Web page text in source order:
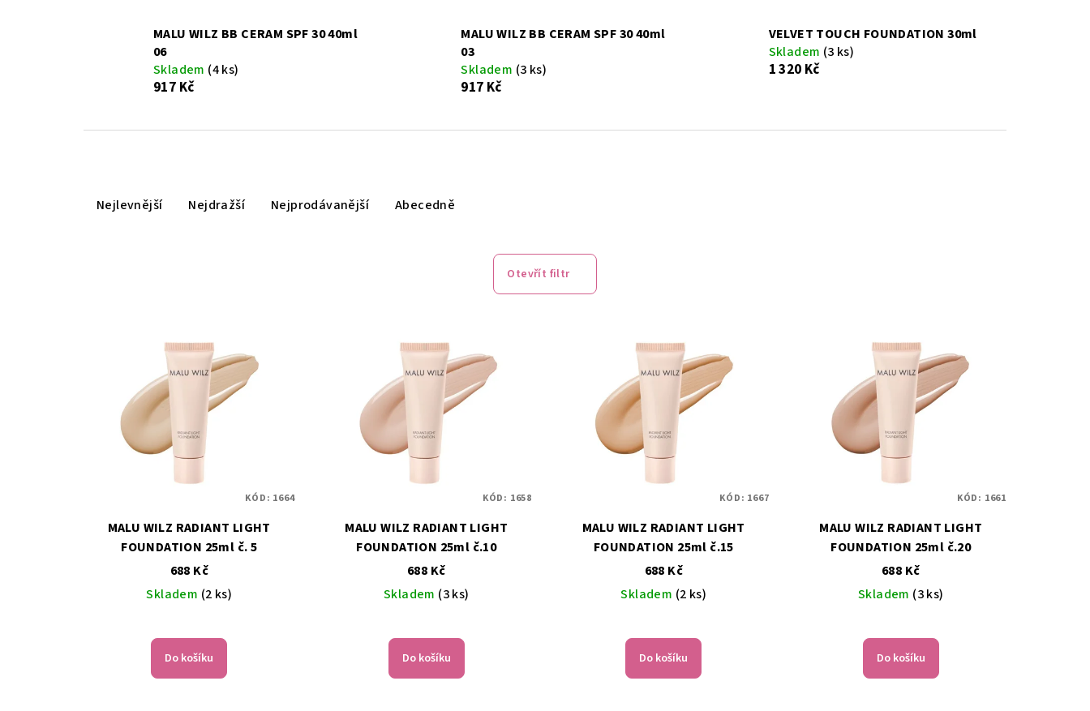
MALU WILZ BB CERAM SPF 30 40ml
06
Skladem (4 ks)
917 Kč
MALU WILZ BB CERAM SPF 30 40ml
03
Skladem (3 ks)
917 Kč
VELVET TOUCH FOUNDATION 30ml
Skladem (3 ks)
1 320 Kč
aNejlevnější Nejdražší Nejprodávanější Abecedně
Otevřít filtr
MALU WILZ RADIANT LIGHT
FOUNDATION 25ml č. 5
688 Kč
Skladem (2 ks)
Do košíku
KÓD: 1664
MALU WILZ RADIANT LIGHT
FOUNDATION 25ml č.10
688 Kč
Skladem (3 ks)
Do košíku
KÓD: 1658
MALU WILZ RADIANT LIGHT
FOUNDATION 25ml č.15
688 Kč
Skladem (2 ks)
Do košíku
KÓD: 1667
MALU WILZ RADIANT LIGHT
FOUNDATION 25ml č.20
688 Kč
Skladem (3 ks)
Do košíku
KÓD: 1661